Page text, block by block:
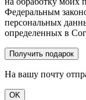
Федеральным
персональных
определенных в
На вашу почту
OK